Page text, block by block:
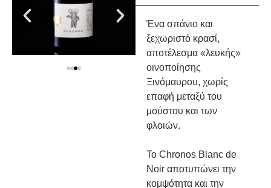
Ένα σπάνιο και
ξεχωριστό κρασί,
αποτέλεσμα «λευκής»
οινοποίησης
Ξινόμαυρου, χωρίς
επαφή μεταξύ του
μούστου και των
φλοιών.
Το Chronos Blanc de
Noir αποτυπώνει την
κομψότητα και την